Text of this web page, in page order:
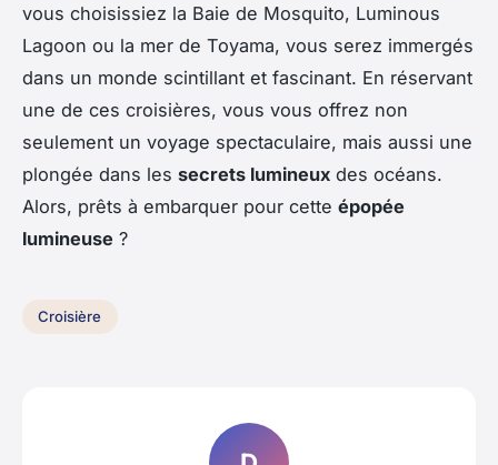
vous choisissiez la Baie de Mosquito, Luminous
Lagoon ou la mer de Toyama, vous serez immergés
dans un monde scintillant et fascinant. En réservant
une de ces croisières, vous vous offrez non
seulement un voyage spectaculaire, mais aussi une
plongée dans les secrets lumineux des océans.
Alors, prêts à embarquer pour cette épopée
lumineuse ?
Croisière